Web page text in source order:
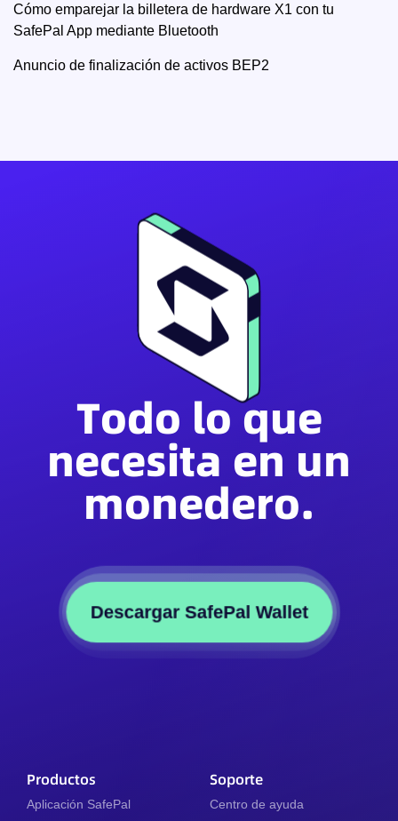
Cómo emparejar la billetera de hardware X1 con tu
SafePal App mediante Bluetooth
Anuncio de finalización de activos BEP2
Todo lo que
necesita en un
monedero.
Descargar SafePal Wallet
Productos
Aplicación SafePal
Soporte
Centro de ayuda